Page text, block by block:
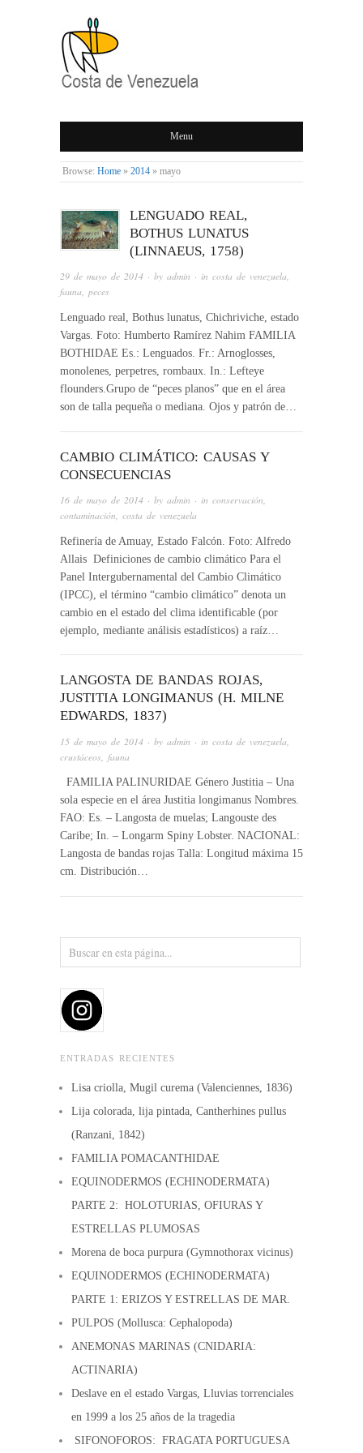
COSTA DE
VENEZUELA
Menu
Browse: Home » 2014 » mayo
LENGUADO REAL,
BOTHUS LUNATUS
(LINNAEUS, 1758)
29 de mayo de 2014 · by admin · in costa de venezuela,
fauna, peces
Lenguado real, Bothus lunatus, Chichriviche, estado
Vargas. Foto: Humberto Ramírez Nahim FAMILIA
BOTHIDAE Es.: Lenguados. Fr.: Arnoglosses,
monolenes, perpetres, rombaux. In.: Lefteye
flounders.Grupo de “peces planos” que en el área
son de talla pequeña o mediana. Ojos y patrón de…
CAMBIO CLIMÁTICO: CAUSAS Y
CONSECUENCIAS
16 de mayo de 2014 · by admin · in conservación
contaminación costa de venezuela
Refinería de Amuay, Estado Falcón. Foto: Alfredo
Allais Definiciones de cambio climático Para el
Panel Intergubernamental del Cambio Climático
(IPCC), el término “cambio climático” denota un
cambio en el estado del clima identificable (por
ejemplo, mediante análisis estadísticos) a raíz…
LANGOSTA DE BANDAS ROJAS,
JUSTITIA LONGIMANUS (H. MILNE
EDWARDS, 1837)
15 de mayo de 2014 · by admin · in costa de venezuela
crustáceos
fauna
FAMILIA PALINURIDAE Género Justitia – Una
sola especie en el área Justitia longimanus Nombres.
FAO: Es. – Langosta de muelas; Langouste des
Caribe; In. – Longarm Spiny Lobster. NACIONAL:
Langosta de bandas rojas Talla: Longitud máxima 15
cm. Distribución…
ENTRADAS RECIENTES
Lisa criolla, Mugil curema (Valenciennes, 1836)
Lija colorada, lija pintada, Cantherhines pullus
(Ranzani, 1842)
FAMILIA POMACANTHIDAE
EQUINODERMOS (ECHINODERMATA)
PARTE 2: HOLOTURIAS, OFIURAS Y
ESTRELLAS PLUMOSAS
Morena de boca purpura (Gymnothorax vicinus)
EQUINODERMOS (ECHINODERMATA)
PARTE 1: ERIZOS Y ESTRELLAS DE MAR.
PULPOS (Mollusca: Cephalopoda)
ANEMONAS MARINAS (CNIDARIA:
ACTINARIA)
Deslave en el estado Vargas, Lluvias torrenciales
en 1999 a los 25 años de la tragedia
SIFONOFOROS: FRAGATA PORTUGUESA